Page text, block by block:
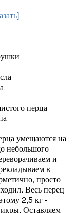
перца
умещаются на
небольшого
и
в
просто
Весь перец
2,5 кг -
Оставляем